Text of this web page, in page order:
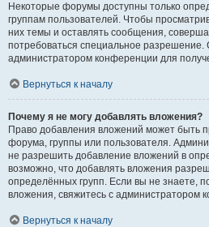
Некоторые форумы доступны только
группам пользователей. Чтобы
них темы и оставлять сообщения,
потребоваться специальное
администратором конференции для
Вернуться к началу
Почему я не могу добавлять вложения?
Право добавления вложений может быть
форума, группы или пользователя.
не разрешить добавление вложений в
возможно, что добавлять вложения
определённых групп. Если вы не знаете,
вложения, свяжитесь с администратором
Вернуться к началу